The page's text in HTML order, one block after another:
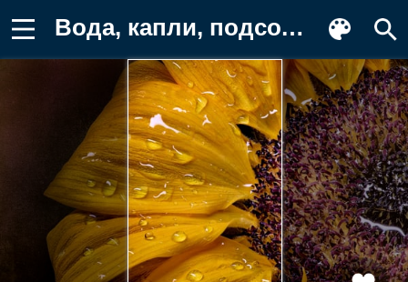
Вода, капли, подсолнечник, подсолнухи Картинка для телефона